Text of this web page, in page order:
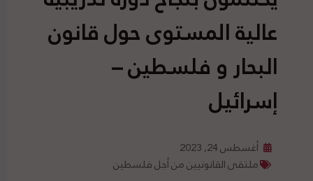
عالية المستوى حول قانون
البحار و فلسطين –
إسرائيل
أغسطس 24, 2023
ملتقى القانونيين من أجل فلسطين